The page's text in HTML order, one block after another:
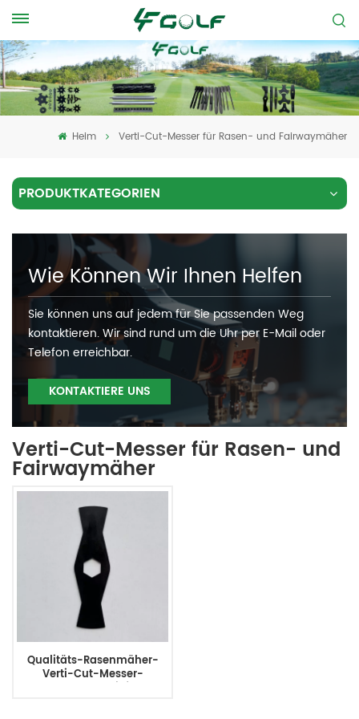
Heim Verti-Cut-Messer für Rasen- und Fairwaymäher
PRODUKTKATEGORIEN
Wie Können Wir Ihnen Helfen
Sie können uns auf jedem für Sie passenden Weg
kontaktieren. Wir sind rund um die Uhr per E-Mail oder
Telefon erreichbar.
KONTAKTIERE UNS
Verti-Cut-Messer für Rasen- und
Fairwaymäher
Qualitäts-Rasenmäher-
Verti-Cut-Messer-
Produzent und Lieferant